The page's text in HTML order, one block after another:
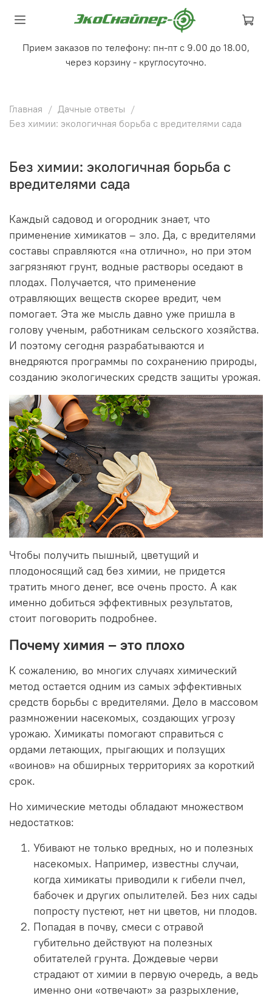
Прием заказов по телефону: пн-пт с 9.00 до 18.00,
через корзину - круглосуточно.
Главная
Дачные ответы
Без химии: экологичная борьба с вредителями сада
Без химии: экологичная борьба с
вредителями сада
Каждый садовод и огородник знает, что
применение химикатов – зло. Да, с вредителями
составы справляются «на отлично», но при этом
загрязняют грунт, водные растворы оседают в
плодах. Получается, что применение
отравляющих веществ скорее вредит, чем
помогает. Эта же мысль давно уже пришла в
голову ученым, работникам сельского хозяйства.
И поэтому сегодня разрабатываются и
внедряются программы по сохранению природы,
созданию экологических средств защиты урожая.
Чтобы получить пышный, цветущий и
плодоносящий сад без химии, не придется
тратить много денег, все очень просто. А как
именно добиться эффективных результатов,
стоит поговорить подробнее.
Почему химия – это плохо
К сожалению, во многих случаях химический
метод остается одним из самых эффективных
средств борьбы с вредителями. Дело в массовом
размножении насекомых, создающих угрозу
урожаю. Химикаты помогают справиться с
ордами летающих, прыгающих и ползущих
«воинов» на обширных территориях за короткий
срок.
Но химические методы обладают множеством
недостатков:
Убивают не только вредных, но и полезных
насекомых. Например, известны случаи,
когда химикаты приводили к гибели пчел,
бабочек и других опылителей. Без них сады
попросту пустеют, нет ни цветов, ни плодов.
Попадая в почву, смеси с отравой
губительно действуют на полезных
обитателей грунта. Дождевые черви
страдают от химии в первую очередь, а ведь
именно они «отвечают» за разрыхление,